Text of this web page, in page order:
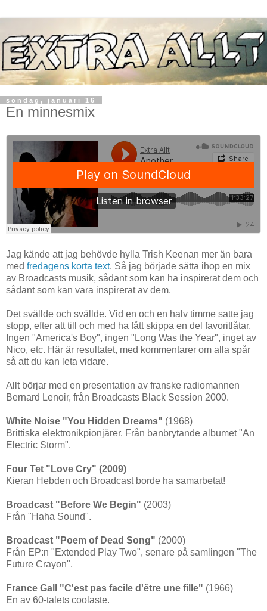
söndag, januari 16
En minnesmix
Jag kände att jag behövde hylla Trish Keenan mer än bara
med fredagens korta text. Så jag började sätta ihop en mix
av Broadcasts musik, sådant som kan ha inspirerat dem och
sådant som kan vara inspirerat av dem.
Det svällde och svällde. Vid en och en halv timme satte jag
stopp, efter att till och med ha fått skippa en del favoritlåtar.
Ingen "America's Boy", ingen "Long Was the Year", inget av
Nico, etc. Här är resultatet, med kommentarer om alla spår
så att du kan leta vidare.
Allt börjar med en presentation av franske radiomannen
Bernard Lenoir, från Broadcasts Black Session 2000.
White Noise "You Hidden Dreams" (1968)
Brittiska elektronikpionjärer. Från banbrytande albumet "An
Electric Storm".
Four Tet "Love Cry" (2009)
Kieran Hebden och Broadcast borde ha samarbetat!
Broadcast "Before We Begin" (2003)
Från "Haha Sound".
Broadcast "Poem of Dead Song" (2000)
Från EP:n "Extended Play Two", senare på samlingen "The
Future Crayon".
France Gall "C'est pas facile d'être une fille" (1966)
En av 60-talets coolaste.